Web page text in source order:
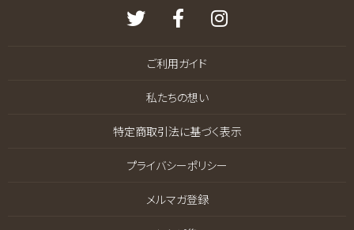
ご利用ガイド
私たちの想い
特定商取引法に基づく表示
プライバシーポリシー
メルマガ登録